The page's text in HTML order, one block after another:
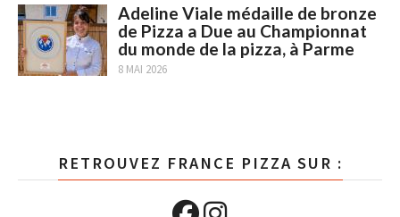
Adeline Viale médaille de bronze
de Pizza a Due au Championnat
du monde de la pizza, à Parme
8 MAI 2026
RETROUVEZ FRANCE PIZZA SUR :